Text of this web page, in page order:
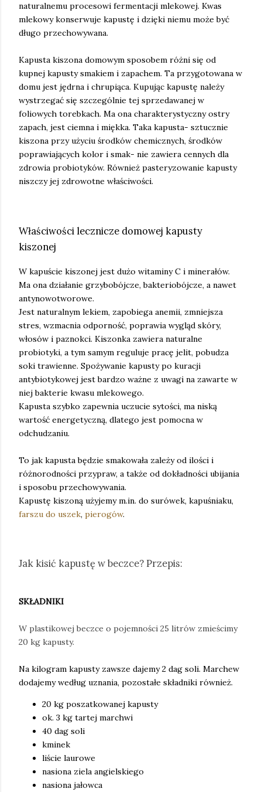
naturalnemu procesowi fermentacji mlekowej. Kwas
mlekowy konserwuje kapustę i dzięki niemu może być
długo przechowywana.
Kapusta kiszona domowym sposobem różni się od
kupnej kapusty smakiem i zapachem. Ta przygotowana w
domu jest jędrna i chrupiąca. Kupując kapustę należy
wystrzegać się szczególnie tej sprzedawanej w
foliowych torebkach. Ma ona charakterystyczny ostry
zapach, jest ciemna i miękka. Taka kapusta- sztucznie
kiszona przy użyciu środków chemicznych, środków
poprawiających kolor i smak- nie zawiera cennych dla
zdrowia probiotyków. Również pasteryzowanie kapusty
niszczy jej zdrowotne właściwości.
Właściwości lecznicze domowej kapusty
kiszonej
W kapuście kiszonej jest dużo witaminy C i minerałów.
Ma ona działanie grzybobójcze, bakteriobójcze, a nawet
antynowotworowe.
Jest naturalnym lekiem, zapobiega anemii, zmniejsza
stres, wzmacnia odporność, poprawia wygląd skóry,
włosów i paznokci. Kiszonka zawiera naturalne
probiotyki, a tym samym reguluje pracę jelit, pobudza
soki trawienne. Spożywanie kapusty po kuracji
antybiotykowej jest bardzo ważne z uwagi na zawarte w
niej bakterie kwasu mlekowego.
Kapusta szybko zapewnia uczucie sytości, ma niską
wartość energetyczną, dlatego jest pomocna w
odchudzaniu.
To jak kapusta będzie smakowała zależy od ilości i
różnorodności przypraw, a także od dokładności ubijania
i sposobu przechowywania.
Kapustę kiszoną użyjemy m.in. do surówek, kapuśniaku,
farszu do uszek, pierogów.
Jak kisić kapustę w beczce? Przepis:
SKŁADNIKI
W plastikowej beczce o pojemności 25 litrów zmieścimy
20 kg kapusty.
Na kilogram kapusty zawsze dajemy 2 dag soli. Marchew
dodajemy według uznania, pozostałe składniki również.
20 kg poszatkowanej kapusty
ok. 3 kg tartej marchwi
40 dag soli
kminek
liście laurowe
nasiona ziela angielskiego
nasiona jałowca